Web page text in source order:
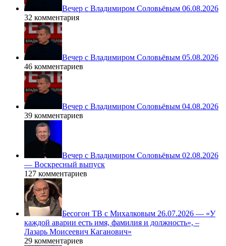
Вечер с Владимиром Соловьёвым 06.08.2026
32 комментария
Вечер с Владимиром Соловьёвым 05.08.2026
46 комментариев
Вечер с Владимиром Соловьёвым 04.08.2026
39 комментариев
Вечер с Владимиром Соловьёвым 02.08.2026
— Воскресный выпуск
127 комментариев
Бесогон ТВ с Михалковым 26.07.2026 — «У
каждой аварии есть имя, фамилия и должность», –
Лазарь Моисеевич Каганович»
29 комментариев